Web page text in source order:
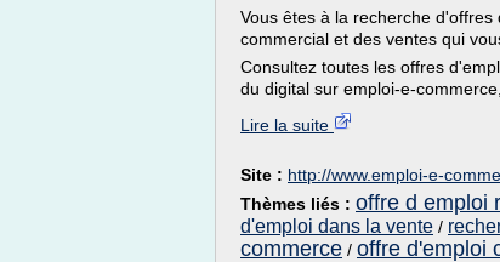
Vous êtes à la recherche
commercial et des ventes qui
Consultez toutes les offres
du digital sur emploi-e-
Lire la suite
Site : http://www.emploi-e-
Thèmes liés : offre d emploi
d'emploi dans la vente /
commerce / offre d'emploi